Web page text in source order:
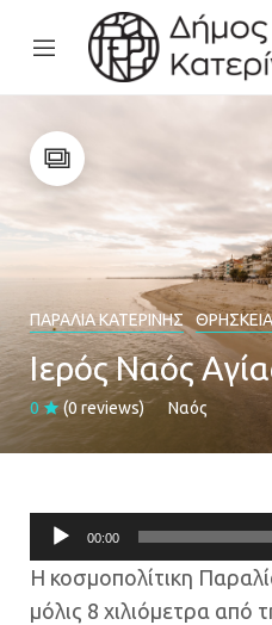
ΠΑΡΑΛΊΑ ΚΑΤΕΡΊΝΗΣ ΘΡΗΣΚΕΊΑ
Ιερός Ναός
0 (0 reviews) Ναός
Πρόγραμμα
Αναπαραγωγής
Ήχου
00:00
Η κοσμοπολίτικη
μόλις 8 χιλιόμετρα από